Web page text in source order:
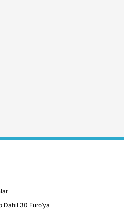
Dahil 30 Euro’ya